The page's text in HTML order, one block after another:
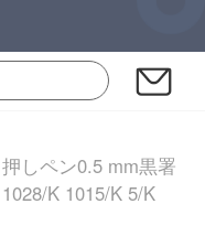
しペン0.5 mm黒署
K 1015/K 5/K